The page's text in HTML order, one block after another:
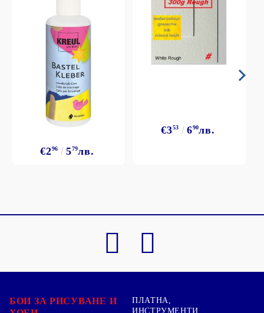
€296 579лв.
€353 690лв.
БОИ ЗА РИСУВАНЕ И
ПЛАТНА,
ИНСТРУМЕНТИ,